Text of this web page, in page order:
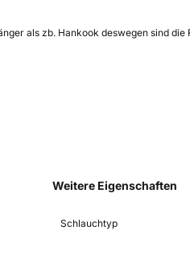
als zb. Hankook deswegen sind
Weitere Eigenschaften
Schlauchtyp